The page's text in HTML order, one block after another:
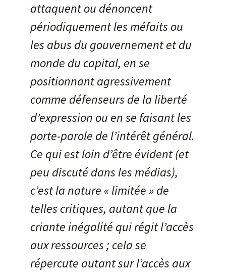
attaquent ou dénoncent
périodiquement les méfaits ou
les abus du gouvernement et du
monde du capital, en se
positionnant agressivement
comme défenseurs de la liberté
d’expression ou en se faisant les
porte-parole de l’intérêt général.
Ce qui est loin d’être évident (et
peu discuté dans les médias),
c’est la nature « limitée » de
telles critiques, autant que la
criante inégalité qui régit l’accès
aux ressources ; cela se
répercute autant sur l’accès aux